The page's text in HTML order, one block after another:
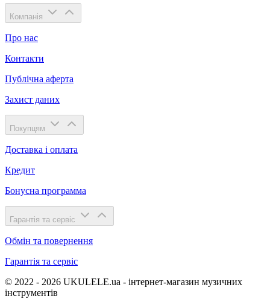
Компанія
Про нас
Контакти
Публічна аферта
Захист даних
Покупцям
Доставка і оплата
Кредит
Бонусна программа
Гарантія та сервіс
Обмін та повернення
Гарантія та сервіс
© 2022 - 2026 UKULELE.ua - інтернет-магазин музичних
інструментів